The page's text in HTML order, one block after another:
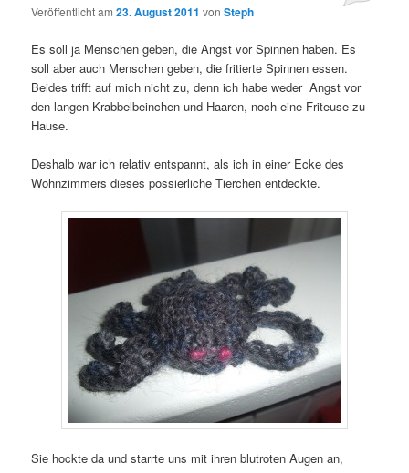
Veröffentlicht am23. August 2011 vonSteph
Es soll ja Menschen geben, die Angst vor Spinnen haben. Es
soll aber auch Menschen geben, die fritierte Spinnen essen.
Beides trifft auf mich nicht zu, denn ich habe weder Angst vor
den langen Krabbelbeinchen und Haaren, noch eine Friteuse zu
Hause.
Deshalb war ich relativ entspannt, als ich in einer Ecke des
Wohnzimmers dieses possierliche Tierchen entdeckte.
Sie hockte da und starrte uns mit ihren blutroten Augen an,